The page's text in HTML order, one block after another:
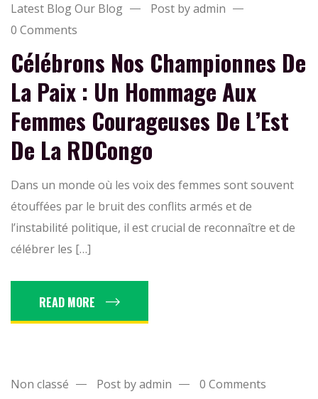
Latest BlogOur Blog
Post by admin
0 Comments
Célébrons Nos Championnes De
La Paix : Un Hommage Aux
Femmes Courageuses De L’Est
De La RDCongo
Dans un monde où les voix des femmes sont souvent
étouffées par le bruit des conflits armés et de
l’instabilité politique, il est crucial de reconnaître et de
célébrer les […]
READ MORE
Non classé Post by admin 0 Comments